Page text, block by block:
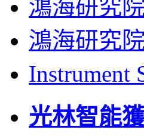
鴻海研究
鴻海研究
Instrument
光林智能